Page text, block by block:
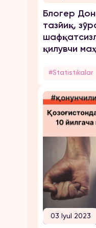
Блогер
тазйиқ,
қилувчи
учун
#Statistikalar
03 Iyul 2023